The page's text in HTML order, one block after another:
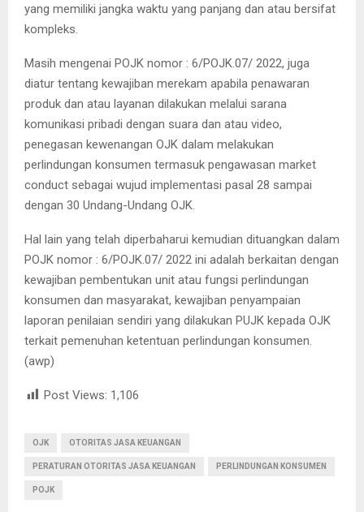
yang memiliki jangka waktu yang panjang dan atau bersifat
kompleks.
Masih mengenai POJK nomor : 6/POJK.07/ 2022, juga
diatur tentang kewajiban merekam apabila penawaran
produk dan atau layanan dilakukan melalui sarana
komunikasi pribadi dengan suara dan atau video,
penegasan kewenangan OJK dalam melakukan
perlindungan konsumen termasuk pengawasan market
conduct sebagai wujud implementasi pasal 28 sampai
dengan 30 Undang-Undang OJK.
Hal lain yang telah diperbaharui kemudian dituangkan dalam
POJK nomor : 6/POJK.07/ 2022 ini adalah berkaitan dengan
kewajiban pembentukan unit atau fungsi perlindungan
konsumen dan masyarakat, kewajiban penyampaian
laporan penilaian sendiri yang dilakukan PUJK kepada OJK
terkait pemenuhan ketentuan perlindungan konsumen.
(awp)
Post Views: 1,106
OJK OTORITAS JASA KEUANGAN
PERATURAN OTORITAS JASA KEUANGAN PERLINDUNGAN KONSUMEN
POJK